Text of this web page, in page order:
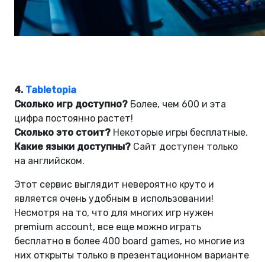
4. Tabletopia
Сколько игр доступно? Более, чем 600 и эта
цифра постоянно растет!
Сколько это стоит? Некоторые игры бесплатные.
Какие языки доступны? Сайт доступен только
на английском.
Этот сервис выглядит невероятно круто и
является очень удобным в использовании!
Несмотря на то, что для многих игр нужен
premium account, все еще можно играть
бесплатно в более 400 board games, но многие из
них открыты только в презентационном варианте